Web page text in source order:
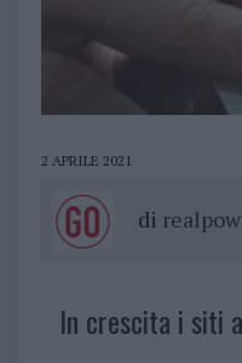
2 APRILE 2021
di
In crescita i siti